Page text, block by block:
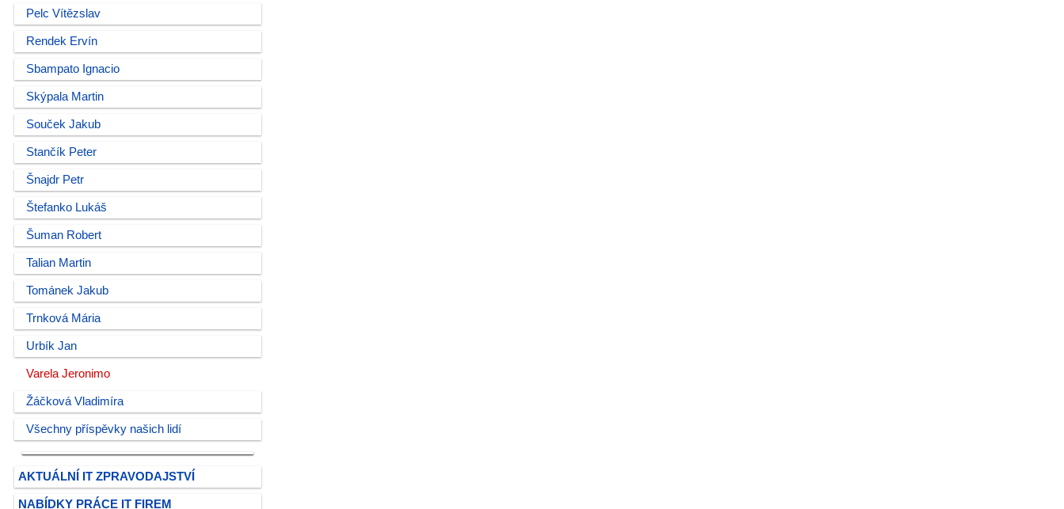
Pelc Vítězslav
Rendek Ervín
Sbampato Ignacio
Skýpala Martin
Souček Jakub
Stančík Peter
Šnajdr Petr
Štefanko Lukáš
Šuman Robert
Talian Martin
Tománek Jakub
Trnková Mária
Urbík Jan
Varela Jeronimo
Žáčková Vladimíra
Všechny příspěvky našich lidí
AKTUÁLNÍ IT ZPRAVODAJSTVÍ
NABÍDKY PRÁCE IT FIREM